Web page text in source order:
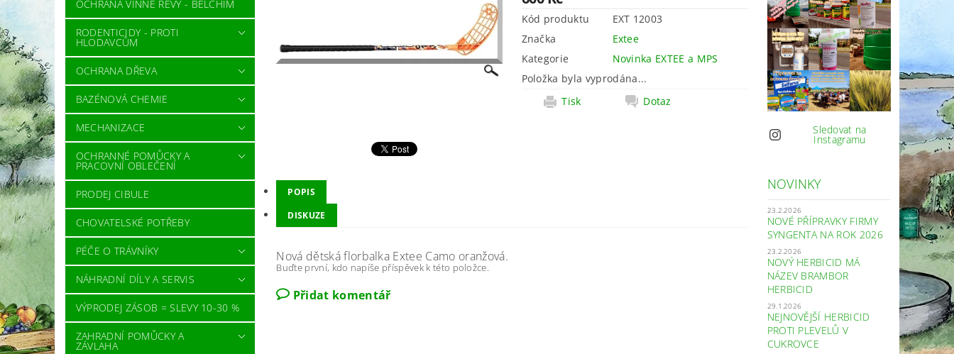
OCHRANA VINNÉ RÉVY - BELCHIM
RODENTICIDY - PROTI
HLODAVCŮM
OCHRANA DŘEVA
BAZÉNOVÁ CHEMIE
MECHANIZACE
OCHRANNÉ POMŮCKY A
PRACOVNÍ OBLEČENÍ
PRODEJ CIBULE
CHOVATELSKÉ POTŘEBY
PÉČE O TRÁVNÍKY
NÁHRADNÍ DÍLY A SERVIS
VÝPRODEJ ZÁSOB = SLEVY 10-30 %
ZAHRADNÍ POMŮCKY A
ZÁVLAHA
Kód produktu
EXT 12003
Značka
Extee
Kategorie
Novinka EXTEE a MPS
Položka byla vyprodána...
Tisk
Dotaz
POPIS
DISKUZE
Nová dětská florbalka Extee Camo oranžová.
Buďte první, kdo napíše příspěvek k této položce.
Přidat komentář
Sledovat na
Instagramu
NOVINKY
23.2.2026
NOVÉ PŘÍPRAVKY FIRMY
SYNGENTA NA ROK 2026
23.2.2026
NOVÝ HERBICID MÁ
NÁZEV BRAMBOR
HERBICID
29.1.2026
NEJNOVĚJŠÍ HERBICID
PROTI PLEVELŮ V
CUKROVCE